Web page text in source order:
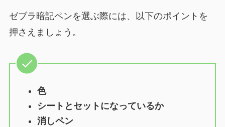
ゼブラ暗記ペンを選ぶ際には、以下のポイントを
押さえましょう。
色
シートとセットになっているか
消しペン